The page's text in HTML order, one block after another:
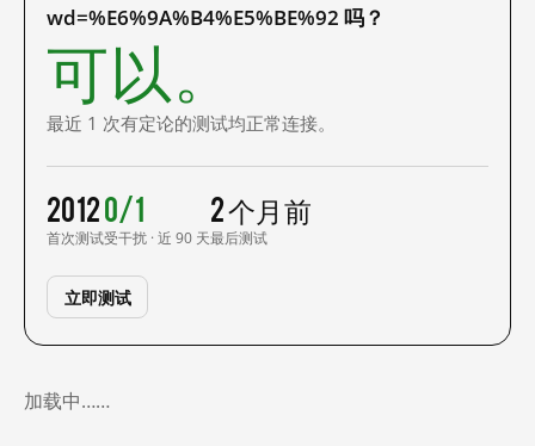
wd=%E6%9A%B4%E5%BE%92 吗？
可以。
最近 1 次有定论的测试均正常连接。
2012
首次测试
0/1
受干扰 · 近 90 天
2 个月前
最后测试
立即测试
加载中……